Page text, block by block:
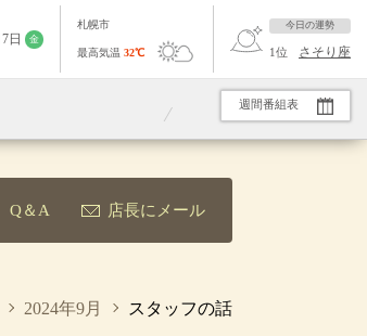
7日 金
札幌市
最高気温 32℃
今日の運勢
1位 さそり座
週間番組表
Q＆A 店長にメール
2024年9月 スタッフの話